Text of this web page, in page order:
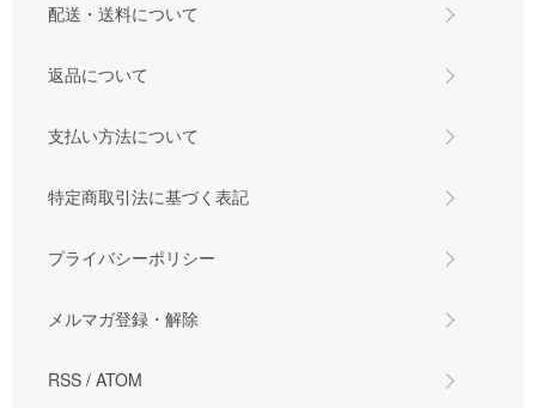
配送・送料について
返品について
支払い方法について
特定商取引法に基づく表記
プライバシーポリシー
メルマガ登録・解除
RSS / ATOM